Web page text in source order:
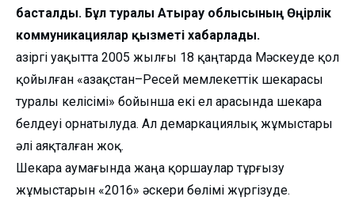
басталды. Бұл туралы Атырау облысының Өңірлік
коммуникациялар қызметі хабарлады.
Қазіргі уақытта 2005 жылғы 18 қаңтарда Мәскеуде қол
қойылған «Қазақстан–Ресей мемлекеттік шекарасы
туралы келісімі» бойынша екі ел арасында шекара
белдеуі орнатылуда. Ал демаркациялық жұмыстары
әлі аяқталған жоқ.
Шекара аумағында жаңа қоршаулар тұрғызу
жұмыстарын «2016» әскери бөлімі жүргізуде.